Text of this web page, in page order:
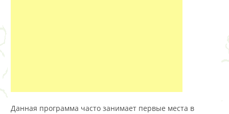
Данная программа часто занимает первые места в